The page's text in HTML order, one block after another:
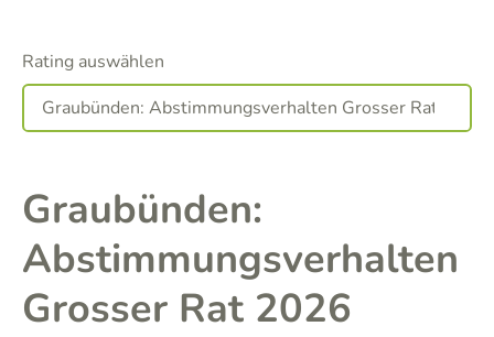
Rating auswählen
Graubünden:
Abstimmungsverhalten
Grosser Rat 2026